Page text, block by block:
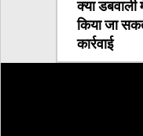
क्या
किया जा
कार्रवाई